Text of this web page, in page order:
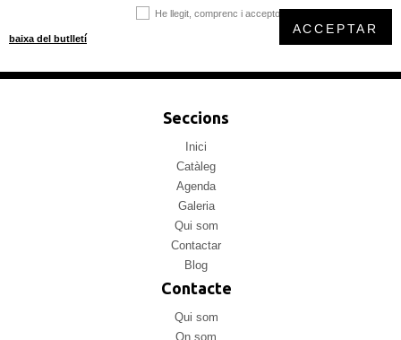
He llegit, comprenc i accepto la
baixa del butlletí
ACCEPTAR
Seccions
Inici
Catàleg
Agenda
Galeria
Qui som
Contactar
Blog
Contacte
Qui som
On som